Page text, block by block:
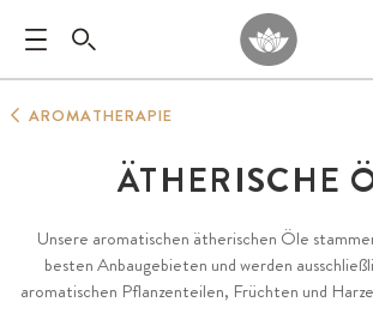
AROMATHERAPIE
ÄTHERISCHE
Unsere aromatischen ätherischen Öle
besten Anbaugebieten und werden
aromatischen Pflanzenteilen, Früchten und